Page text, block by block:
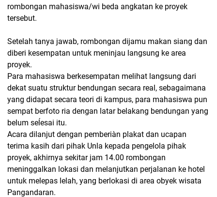
rombongan mahasiswa/wi beda angkatan ke proyek
tersebut.
Setelah tanya jawab, rombongan dijamu makan siang dan
diberi kesempatan untuk meninjau langsung ke area
proyek.
Para mahasiswa berkesempatan melihat langsung dari
dekat suatu struktur bendungan secara real, sebagaimana
yang didapat secara teori di kampus, para mahasiswa pun
sempat berfoto ria dengan latar belakang bendungan yang
belum seĺesai itu.
Acara dilanjut dengan pemberiàn plakat dan ucapan
terima kasih dari pihak Unla kepada pengelola pihak
proyek, akhirnya sekitar jam 14.00 rombongan
meninggalkan lokasi dan melanjutkan perjalanan ke hotel
untuk melepas lelah, yang berlokasi di area obyek wisata
Pangandaran.